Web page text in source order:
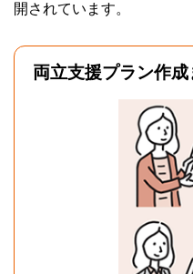
開されています。
両立支援プラン作